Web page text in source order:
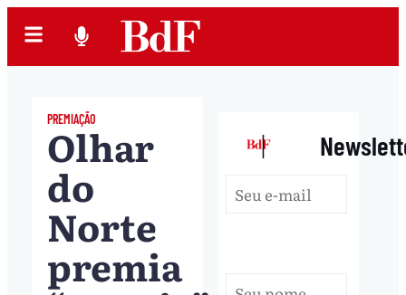
PREMIAÇÃO
Olhar
do
Norte
premia
|